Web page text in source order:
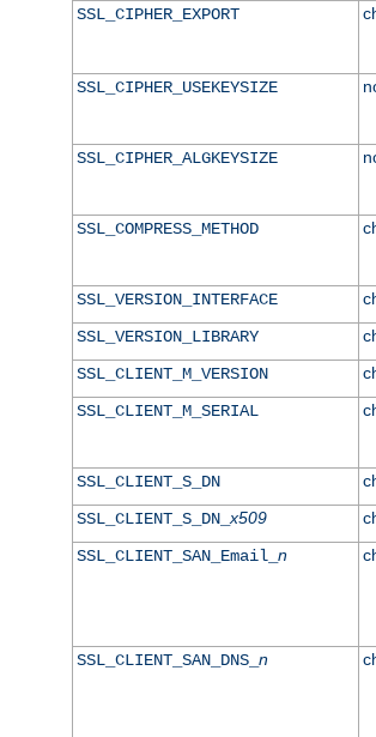
SSL_CIPHER_EXPORT
SSL_CIPHER_USEKEYSIZE
SSL_CIPHER_ALGKEYSIZE
SSL_COMPRESS_METHOD
SSL_VERSION_INTERFACE
SSL_VERSION_LIBRARY
SSL_CLIENT_M_VERSION
SSL_CLIENT_M_SERIAL
SSL_CLIENT_S_DN
SSL_CLIENT_S_DN_x509
SSL_CLIENT_SAN_Email_ n
SSL_CLIENT_SAN_DNS_ n